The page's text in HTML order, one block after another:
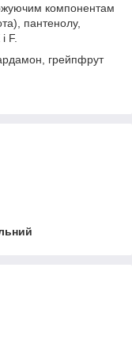
компонентам
пантенолу,
F.
грейпфрут